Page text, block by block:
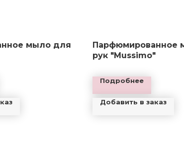
мыло для
Парфюмированное
рук "Mussimo"
Подробнее
Добавить в заказ